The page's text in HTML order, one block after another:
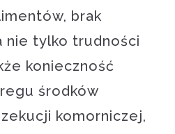
brak
nie tylko trudności
konieczność
środków
komorniczej,